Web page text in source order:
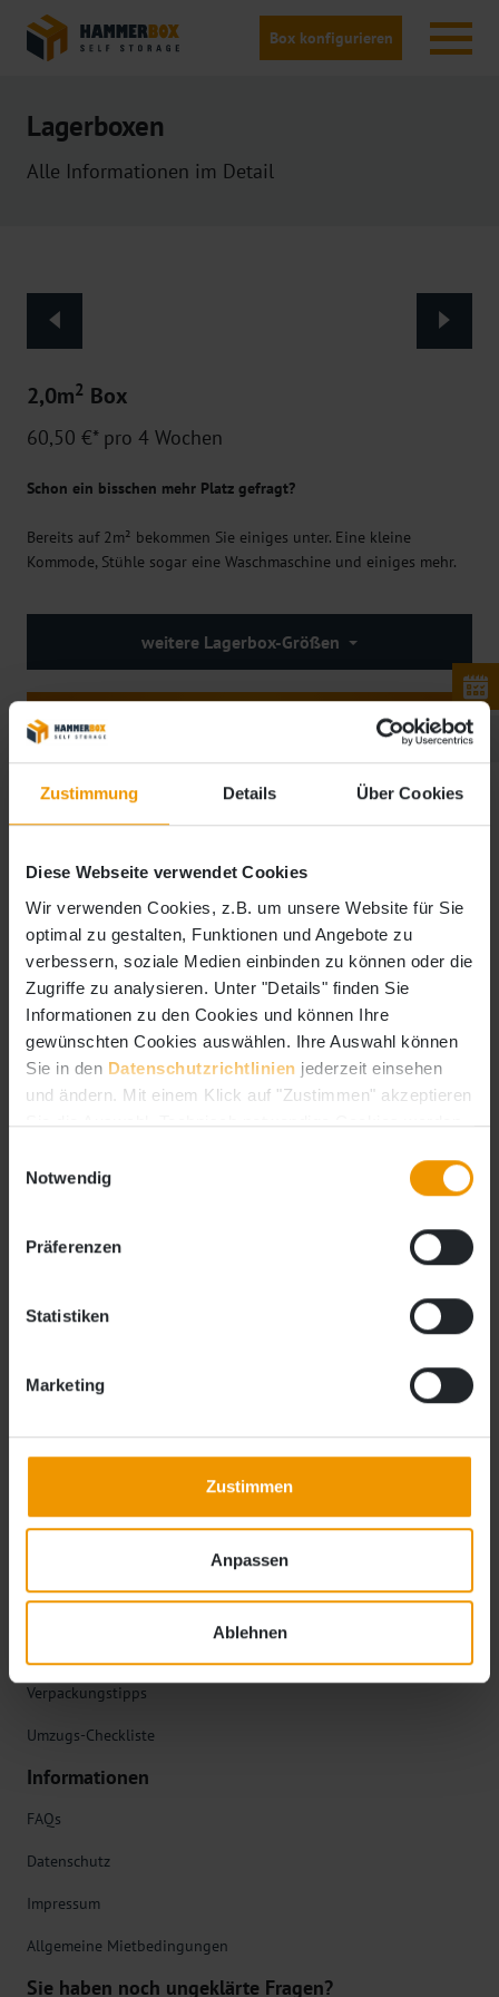
Zustimmung Details Über Cookies
Diese Webseite verwendet Cookies
Wir verwenden Cookies, z.B. um unsere Website für Sie
optimal zu gestalten, Funktionen und Angebote zu
verbessern, soziale Medien einbinden zu können oder die
Zugriffe zu analysieren. Unter "Details" finden Sie
Informationen zu den Cookies und können Ihre
gewünschten Cookies auswählen. Ihre Auswahl können
Sie in den Datenschutzrichtlinien jederzeit einsehen
und ändern. Mit einem Klick auf "Zustimmen" akzeptieren
Sie die Auswahl. Technisch notwendige Cookies werden
Notwendig
Präferenzen
Statistiken
Marketing
Zustimmen
Anpassen
Ablehnen
Box konfigurieren
Lagerboxen
Alle Informationen im Detail
2,0m2 Box
60,50 €* pro 4 Wochen
Schon ein bisschen mehr Platz gefragt?
Bereits auf 2m² bekommen Sie einiges unter. Eine kleine
Kommode, Stühle sogar eine Waschmaschine und einiges mehr.
weitere Lagerbox-Größen
zurück zur Übersicht
Lagerbox
Selfstorage für Gewerbe
Box Konfigurator
Ablauf der Anmietung
Lagerboxgrößen im Überblick
Tipps
Verpackungstipps
Umzugs-Checkliste
Informationen
FAQs
Datenschutz
Impressum
Allgemeine Mietbedingungen
Sie haben noch ungeklärte Fragen?